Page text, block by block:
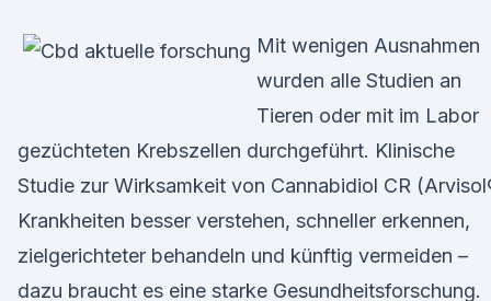
Mit wenigen Ausnahmen
wurden alle Studien an
Tieren oder mit im Labor
gezüchteten Krebszellen durchgeführt. Klinische
Studie zur Wirksamkeit von Cannabidiol CR
Krankheiten besser verstehen, schneller erkennen,
zielgerichteter behandeln und künftig vermeiden –
dazu braucht es eine starke Gesundheitsforschung.